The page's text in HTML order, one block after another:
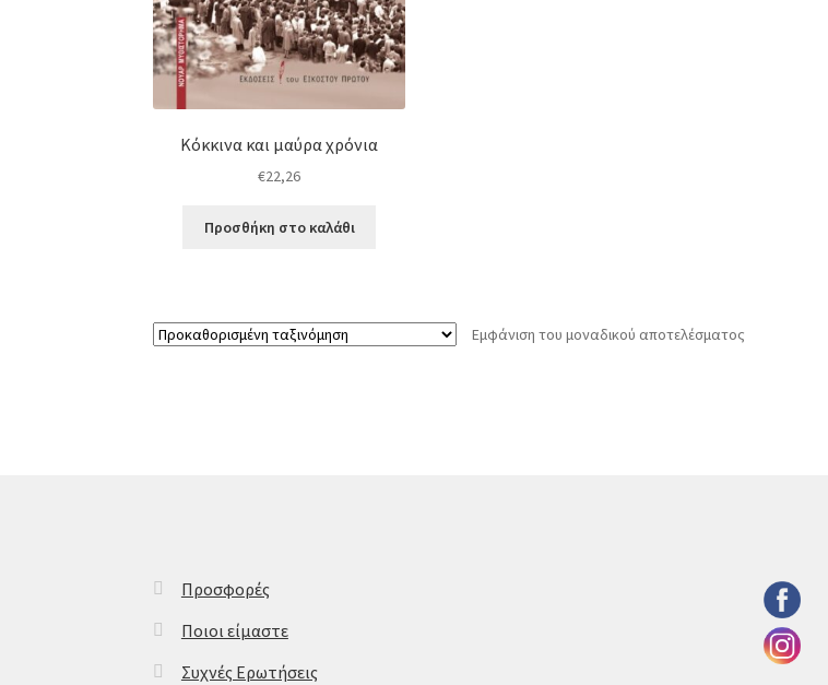
Κόκκινα και μαύρα χρόνια
€22,26
Προσθήκη στο καλάθι
Εμφάνιση του μοναδικού αποτελέσματος
Προσφορές
Ποιοι είμαστε
Συχνές Ερωτήσεις